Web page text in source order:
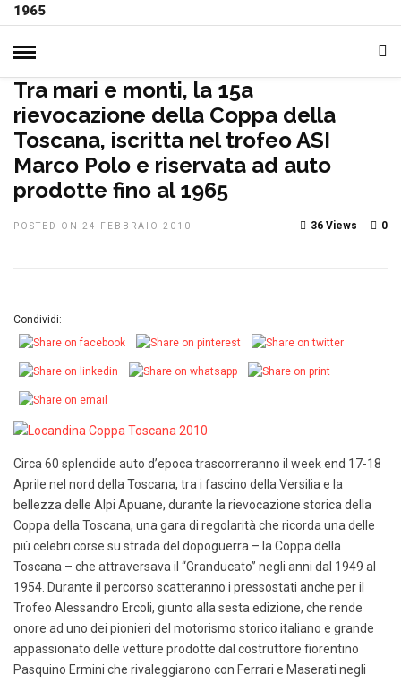
MANIFESTAZIONI
Tra mari e monti, la 15a
rievocazione della Coppa della
Toscana, iscritta nel trofeo ASI
Marco Polo e riservata ad auto
prodotte fino al 1965
POSTED ON 24 FEBBRAIO 2010 0
36 Views
Condividi:
Circa 60 splendide auto d’epoca trascorreranno il week end 17-18
Aprile nel nord della Toscana, tra i fascino della Versilia e la
bellezza delle Alpi Apuane, durante la rievocazione storica della
Coppa della Toscana, una gara di regolarità che ricorda una delle
più celebri corse su strada del dopoguerra – la Coppa della
Toscana – che attraversava il “Granducato” negli anni dal 1949 al
1954. Durante il percorso scatteranno i pressostati anche per il
Trofeo Alessandro Ercoli, giunto alla sesta edizione, che rende
onore ad uno dei pionieri del motorismo storico italiano e grande
appassionato delle vetture prodotte dal costruttore fiorentino
Pasquino Ermini che rivaleggiarono con Ferrari e Maserati negli
1965